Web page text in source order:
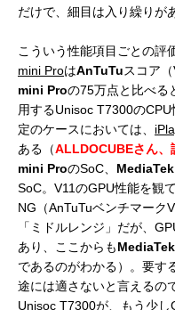
だけで、細目は入り繰りが
こういう性能項目ごとの評
mini ProはAnTuTuスコア
mini Proの75万点と比べる
用するUnisoc T7300の
定のケースにおいては、
ある（ALLDOCUBEさん、
mini ProのSoC、
SoC。V11のGPU性能を観
NG（AnTuTuベンチマーク
「ミドルレンジ」だが、
あり、ここからも
であるのがわかる）。要す
途には適さないと言えるの
Unisoc T7300が、もう少